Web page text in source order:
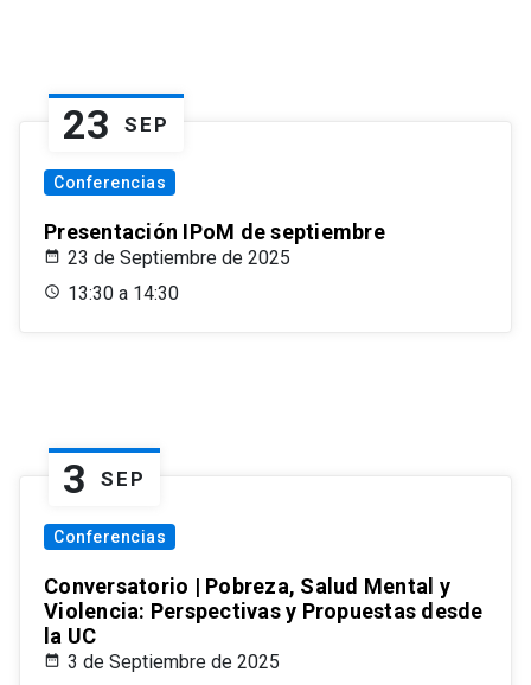
23 SEP
Conferencias
Presentación IPoM de septiembre
23 de Septiembre de 2025
13:30 a 14:30
3 SEP
Conferencias
Conversatorio | Pobreza, Salud Mental y
Violencia: Perspectivas y Propuestas desde
la UC
3 de Septiembre de 2025